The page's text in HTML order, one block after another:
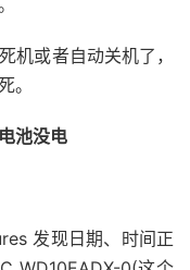
机或者自动关机了，
。
池没电
发现日期、时间正